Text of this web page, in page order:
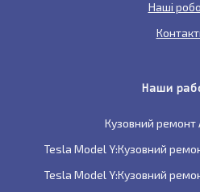
Наші
Наши
Кузовний ремонт
Tesla Model Y:Кузовний
Tesla Model Y:Кузовний